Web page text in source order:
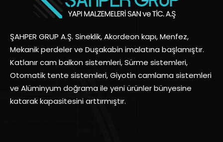
ŞAHPER GRUP A.Ş. Sineklik, Akordeon kapı, Menfez,
Mekanik perdeler ve Duşakabin imalatına başlamıştır.
Katlanır cam balkon sistemleri, Sürme sistemleri,
Otomatik tente sistemleri, Giyotin camlama sistemleri
ve Alüminyum doğrama ile yeni ürünler bünyesine
katarak kapasitesini arttırmıştır.